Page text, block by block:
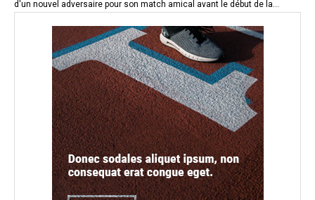
d'un nouvel adversaire pour son match amical avant le début de la...